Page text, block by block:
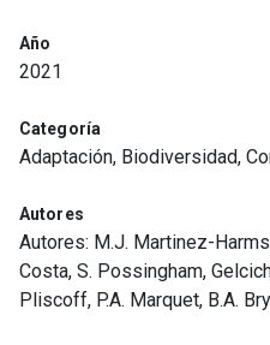
Año
2021
Categoría
Adaptación, Biodiversidad,
Autores
Autores: M.J. Martinez-
Costa, S. Possingham,
Pliscoff, P.A. Marquet, B.A.